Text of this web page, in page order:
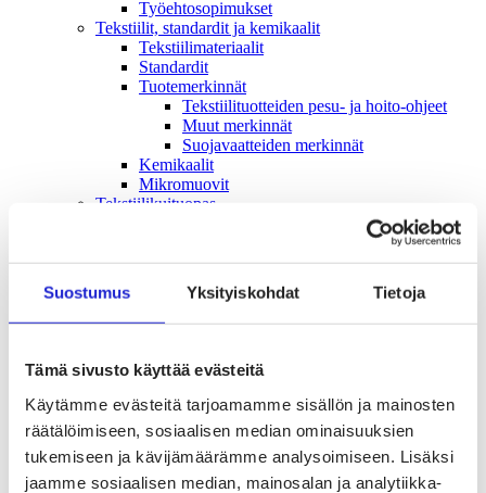
Suostumus Yksityiskohdat Tietoja
Tämä sivusto käyttää evästeitä
Käytämme evästeitä tarjoamamme sisällön ja mainosten
räätälöimiseen, sosiaalisen median ominaisuuksien
tukemiseen ja kävijämäärämme analysoimiseen. Lisäksi
jaamme sosiaalisen median, mainosalan ja analytiikka-
Työehto­sopimukset
Tekstiilit, standardit ja kemikaalit
Tekstiilimateriaalit
Standardit
Tuotemerkinnät
Tekstiilituotteiden pesu- ja hoito-ohjeet
Muut merkinnät
Suojavaatteiden merkinnät
Kemikaalit
Mikromuovit
Tekstiilikuitu­opas
Ympäristö & Ilmasto
Hankintaketjun vastuullisuus
Tekstiilien kiertotalous
Kiertotalouden termit tutuiksi
Hiilineutraali tekstiiliala 2035 -sitoumus
Mukana sitoumuksessa
Mikä sitoumus?
Liity mukaan
TKI-toiminta
Julkaisut, selvitykset ja raportit
Hankkeet